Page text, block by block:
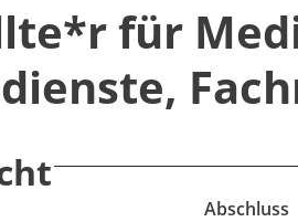
für
Abschluss